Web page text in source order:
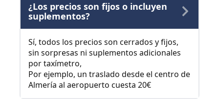
¿Los precios son fijos o incluyen
suplementos?
Sí, todos los precios son cerrados y fijos,
sin sorpresas ni suplementos adicionales
por taxímetro,
Por ejemplo, un traslado desde el centro de
Almería al aeropuerto cuesta 20€